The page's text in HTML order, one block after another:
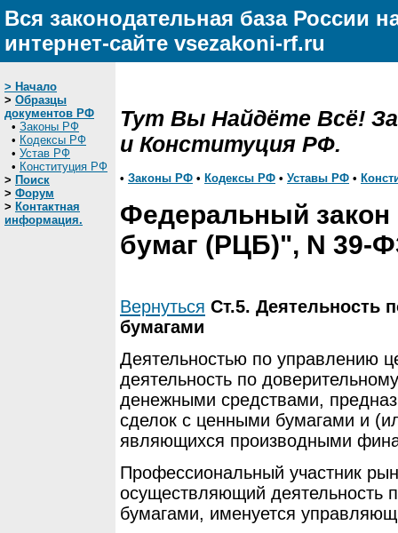
Вся законодательная база России
интернет-сайте vsezakoni-rf.ru
> Начало
> Образцы
документов РФ
• Законы РФ
• Кодексы РФ
• Устав РФ
• Конституция РФ
> Поиск
> Форум
> Контактная
информация.
Тут Вы Найдёте Всё!
и Конституция РФ.
• Законы РФ • Кодексы РФ • Уставы РФ •
Федеральный
бумаг (РЦБ)", N 39-
Вернуться Ст.5. Деятельность
бумагами
Деятельностью по управлению
деятельность по
денежными средствами,
сделок с ценными бумагами и
являющихся производными
Профессиональный участник
осуществляющий деятельность
бумагами, именуется